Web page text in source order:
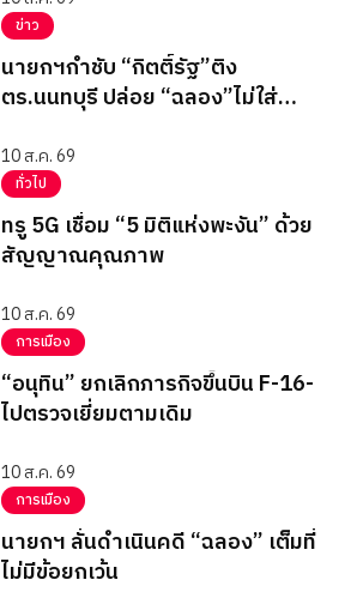
ข่าว
นายกฯกำชับ “กิตติ์รัฐ”ติง
ตร.นนทบุรี ปล่อย “ฉลอง”ไม่ใส่
10 ส.ค. 69
ทั่วไป
ทรู 5G เชื่อม “5 มิติแห่งพะงัน” ด้วย
สัญญาณคุณภาพ
10 ส.ค. 69
การเมือง
“อนุทิน” ยกเลิกภารกิจขึ้นบิน F-16-
ไปตรวจเยี่ยมตามเดิม
10 ส.ค. 69
การเมือง
นายกฯ ลั่นดำเนินคดี “ฉลอง” เต็มที่
ไม่มีข้อยกเว้น